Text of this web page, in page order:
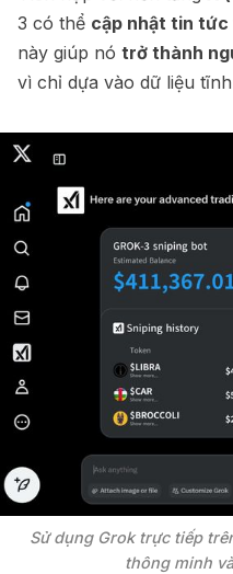
3 có thể cập nhật tin
này giúp nó trở thành
vì chỉ dựa vào dữ liệu
Sử dụng Grok trực tiếp
thông minh